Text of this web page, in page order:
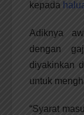
kepada
Adiknya
dengan
diyakinkan
untuk
“Syarat